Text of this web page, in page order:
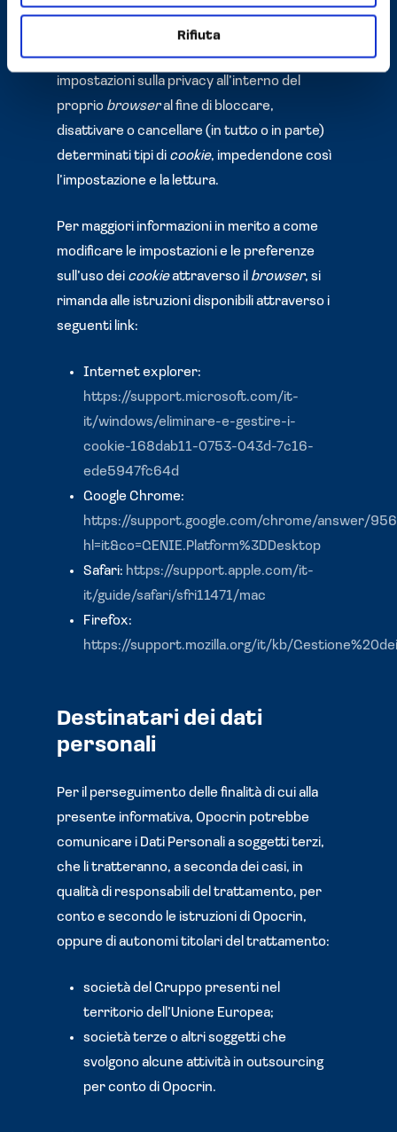
Rifiuta
cookie (cookiebot.com)
In ogni caso, è possibile modificare le
impostazioni sulla privacy all’interno del
proprio browseral fine di bloccare,
disattivare o cancellare (in tutto o in parte)
determinati tipi di cookie, impedendone così
l’impostazione e la lettura.
Per maggiori informazioni in merito a come
modificare le impostazioni e le preferenze
sull’uso dei cookieattraverso il browser, si
rimanda alle istruzioni disponibili attraverso i
seguenti link:
Internet explorer:
https://support.microsoft.com/it-
it/windows/eliminare-e-gestire-i-
cookie-168dab11-0753-043d-7c16-
ede5947fc64d
Google Chrome:
https://support.google.com/chrome/answer/
hl=it&co=GENIE.Platform%3DDesktop
Safari: https://support.apple.com/it-
it/guide/safari/sfri11471/mac
Firefox:
https://support.mozilla.org/it/kb/
Destinatari dei dati
personali
Per il perseguimento delle finalità di cui alla
presente informativa, Opocrin potrebbe
comunicare i Dati Personali a soggetti terzi,
che li tratteranno, a seconda dei casi, in
qualità di responsabili del trattamento, per
conto e secondo le istruzioni di Opocrin,
oppure di autonomi titolari del trattamento:
società del Gruppo presenti nel
territorio dell’Unione Europea;
società terze o altri soggetti che
svolgono alcune attività in outsourcing
per conto di Opocrin.